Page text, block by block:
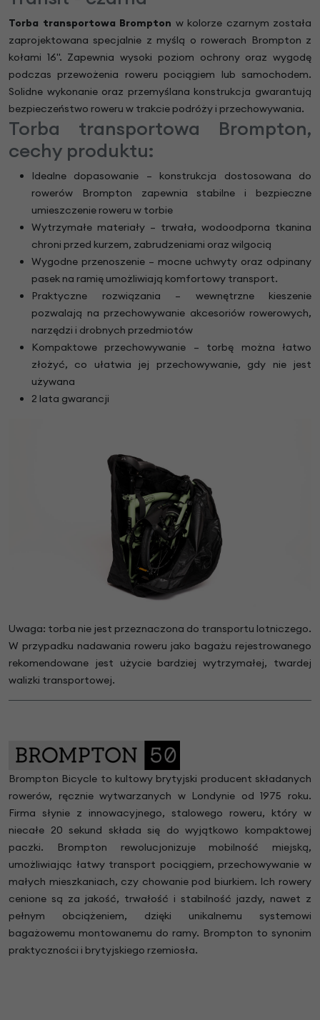
Torba transportowa Brompton w kolorze czarnym została
zaprojektowana specjalnie z myślą o rowerach Brompton z
kołami 16". Zapewnia wysoki poziom ochrony oraz wygodę
podczas przewożenia roweru pociągiem lub samochodem.
Solidne wykonanie oraz przemyślana konstrukcja gwarantują
bezpieczeństwo roweru w trakcie podróży i przechowywania.
Torba transportowa Brompton,
cechy produktu:
Idealne dopasowanie – konstrukcja dostosowana do
rowerów Brompton zapewnia stabilne i bezpieczne
umieszczenie roweru w torbie
Wytrzymałe materiały – trwała, wodoodporna tkanina
chroni przed kurzem, zabrudzeniami oraz wilgocią
Wygodne przenoszenie – mocne uchwyty oraz odpinany
pasek na ramię umożliwiają komfortowy transport.
Praktyczne rozwiązania – wewnętrzne kieszenie
pozwalają na przechowywanie akcesoriów rowerowych,
narzędzi i drobnych przedmiotów
Kompaktowe przechowywanie – torbę można łatwo
złożyć, co ułatwia jej przechowywanie, gdy nie jest
używana
2 lata gwarancji
Uwaga: torba nie jest przeznaczona do transportu lotniczego.
W przypadku nadawania roweru jako bagażu rejestrowanego
rekomendowane jest użycie bardziej wytrzymałej, twardej
walizki transportowej.
Brompton Bicycle to kultowy brytyjski producent składanych
rowerów, ręcznie wytwarzanych w Londynie od 1975 roku.
Firma słynie z innowacyjnego, stalowego roweru, który w
niecałe 20 sekund składa się do wyjątkowo kompaktowej
paczki. Brompton rewolucjonizuje mobilność miejską,
umożliwiając łatwy transport pociągiem, przechowywanie w
małych mieszkaniach, czy chowanie pod biurkiem. Ich rowery
cenione są za jakość, trwałość i stabilność jazdy, nawet z
pełnym obciążeniem, dzięki unikalnemu systemowi
bagażowemu montowanemu do ramy. Brompton to synonim
praktyczności i brytyjskiego rzemiosła.